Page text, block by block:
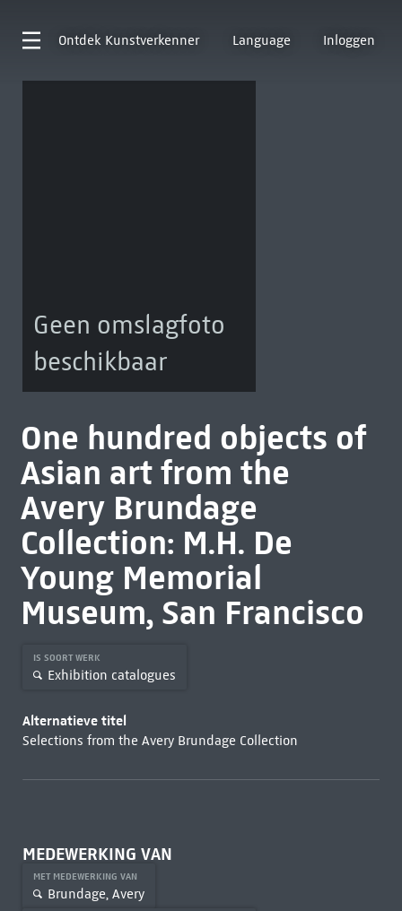
Ontdek Kunstverkenner Language Inloggen
Geen omslagfoto
beschikbaar
One hundred objects of
Asian art from the
Avery Brundage
Collection: M.H. De
Young Memorial
Museum, San Francisco
IS SOORT WERK
Exhibition catalogues
Alternatieve titel
Selections from the Avery Brundage Collection
MEDEWERKING VAN
MET MEDEWERKING VAN
Brundage, Avery